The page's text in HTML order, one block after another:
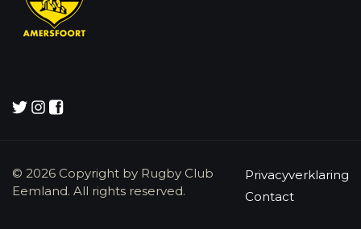
© 2026 Copyright by Rugby Club
Eemland. All rights reserved.
Privacyverklaring
Contact